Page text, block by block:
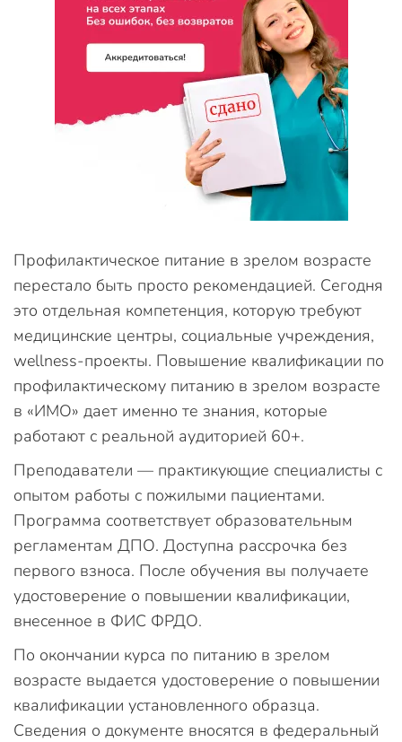
Профилактическое питание в зрелом возрасте
перестало быть просто рекомендацией. Сегодня
это отдельная компетенция, которую требуют
медицинские центры, социальные учреждения,
wellness-проекты. Повышение квалификации по
профилактическому питанию в зрелом возрасте
в «ИМО» дает именно те знания, которые
работают с реальной аудиторией 60+.
Преподаватели — практикующие специалисты с
опытом работы с пожилыми пациентами.
Программа соответствует образовательным
регламентам ДПО. Доступна рассрочка без
первого взноса. После обучения вы получаете
удостоверение о повышении квалификации,
внесенное в ФИС ФРДО.
По окончании курса по питанию в зрелом
возрасте выдается удостоверение о повышении
квалификации установленного образца.
Сведения о документе вносятся в федеральный